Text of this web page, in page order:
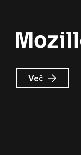
Več o
Oglasi